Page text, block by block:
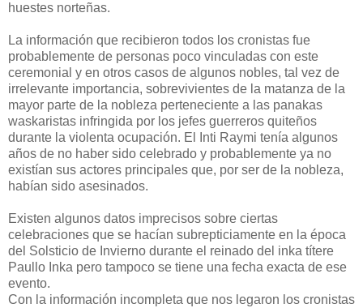
huestes norteñas.
La información que recibieron todos los cronistas fue
probablemente de personas poco vinculadas con este
ceremonial y en otros casos de algunos nobles, tal vez de
irrelevante importancia, sobrevivientes de la matanza de la
mayor parte de la nobleza perteneciente a las panakas
waskaristas infringida por los jefes guerreros quiteños
durante la violenta ocupación. El Inti Raymi tenía algunos
años de no haber sido celebrado y probablemente ya no
existían sus actores principales que, por ser de la nobleza,
habían sido asesinados.
Existen algunos datos imprecisos sobre ciertas
celebraciones que se hacían subrepticiamente en la época
del Solsticio de Invierno durante el reinado del inka títere
Paullo Inka pero tampoco se tiene una fecha exacta de ese
evento.
Con la información incompleta que nos legaron los cronistas